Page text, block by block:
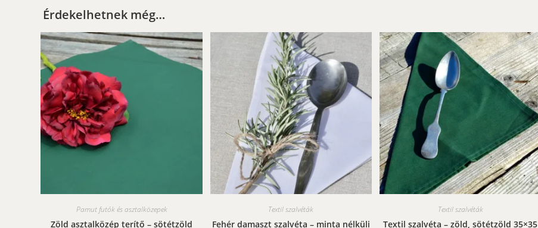
Érdekelhetnek még…
Pamut futók és asztalközepek
Zöld asztalközép terítő – sötétzöld
Textil szalvéták
Fehér damaszt szalvéta – minta nélküli
Textil szalvéták
Textil szalvéta – zöld, sötétzöld 35×35